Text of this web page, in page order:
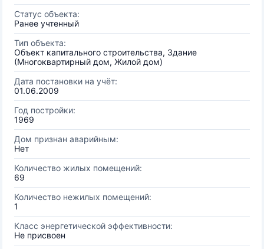
Статус объекта:
Ранее учтенный
Тип объекта:
Объект капитального строительства, Здание
(Многоквартирный дом, Жилой дом)
Дата постановки на учёт:
01.06.2009
Год постройки:
1969
Дом признан аварийным:
Нет
Количество жилых помещений:
69
Количество нежилых помещений:
1
Класс энергетической эффективности:
Не присвоен